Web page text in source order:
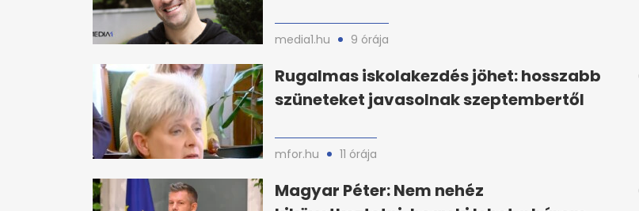
media1.hu 9 órája
Rugalmas iskolakezdés jöhet: hosszabb
szüneteket javasolnak szeptembertől
mfor.hu 11 órája
Magyar Péter: Nem nehéz